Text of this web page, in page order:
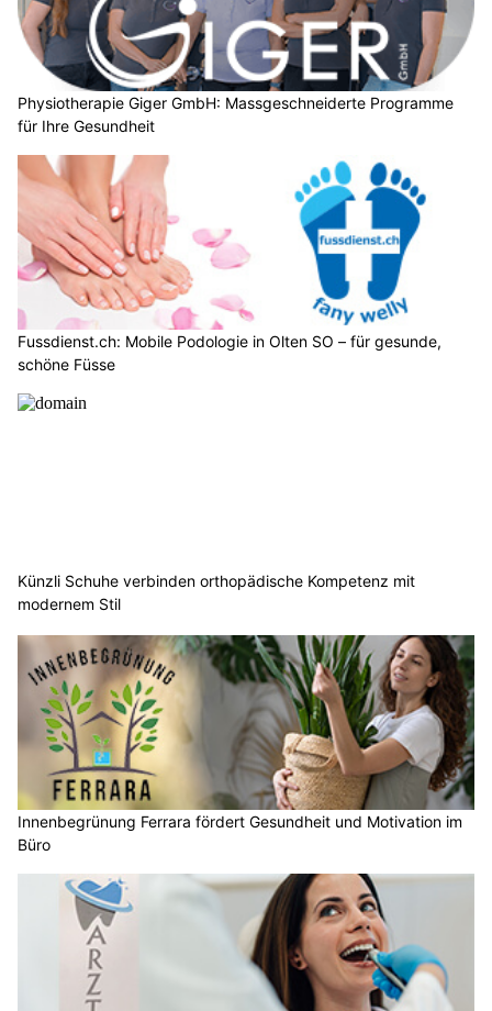
Physiotherapie Giger GmbH: Massgeschneiderte Programme
für Ihre Gesundheit
Fussdienst.ch: Mobile Podologie in Olten SO – für gesunde,
schöne Füsse
Künzli Schuhe verbinden orthopädische Kompetenz mit
modernem Stil
Innenbegrünung Ferrara fördert Gesundheit und Motivation im
Büro